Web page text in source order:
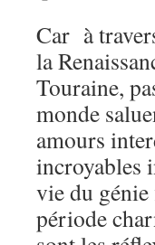
Car à
la
Touraine,
monde
amours
incroyables
vie du
période